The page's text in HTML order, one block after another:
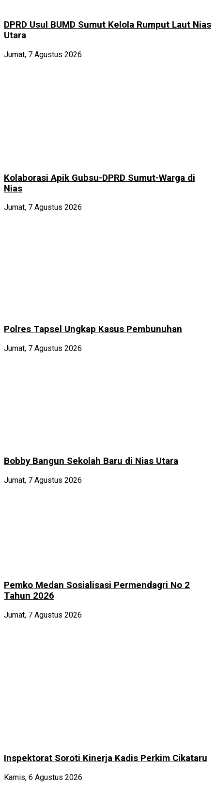
DPRD Usul BUMD Sumut Kelola Rumput Laut Nias
Utara
Jumat, 7 Agustus 2026
Kolaborasi Apik Gubsu-DPRD Sumut-Warga di
Nias
Jumat, 7 Agustus 2026
Polres Tapsel Ungkap Kasus Pembunuhan
Jumat, 7 Agustus 2026
Bobby Bangun Sekolah Baru di Nias Utara
Jumat, 7 Agustus 2026
Pemko Medan Sosialisasi Permendagri No 2
Tahun 2026
Jumat, 7 Agustus 2026
Inspektorat Soroti Kinerja Kadis Perkim Cikataru
Kamis, 6 Agustus 2026